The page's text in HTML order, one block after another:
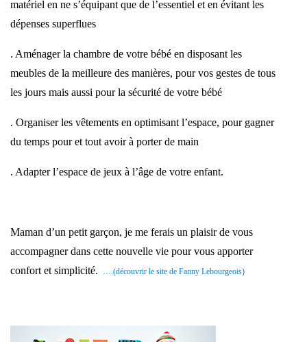
matériel en ne s’équipant que de l’essentiel et en évitant les
dépenses superflues
. Aménager la chambre de votre bébé en disposant les
meubles de la meilleure des manières, pour vos gestes de tous
les jours mais aussi pour la sécurité de votre bébé
. Organiser les vêtements en optimisant l’espace, pour gagner
du temps pour et tout avoir à porter de main
. Adapter l’espace de jeux à l’âge de votre enfant.
Maman d’un petit garçon, je me ferais un plaisir de vous
accompagner dans cette nouvelle vie pour vous apporter
confort et simplicité.
….(découvrir le site de Fanny Lebourgeois)